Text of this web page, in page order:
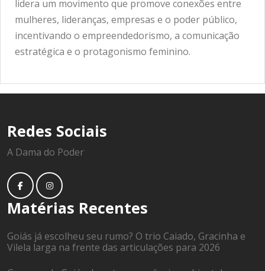
lidera um movimento que promove conexões entre
mulheres, lideranças, empresas e o poder público,
incentivando o empreendedorismo, a comunicação
estratégica e o protagonismo feminino.
Redes Sociais
A Dama do Poder
Matérias Recentes
Goiás já escolheu seu rumo? O trio Caiado, Gracinha e
Vilela larga na frente das articulações para 2026